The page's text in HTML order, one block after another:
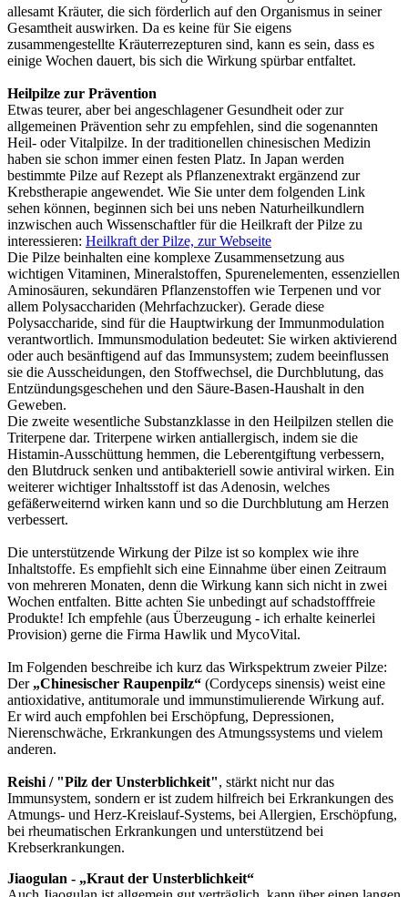
allesamt Kräuter, die sich förderlich auf den Organismus in seiner
Gesamtheit auswirken. Da es keine für Sie eigens
zusammengestellte Kräuterrezepturen sind, kann es sein, dass es
einige Wochen dauert, bis sich die Wirkung spürbar entfaltet.
Heilpilze zur Prävention
Etwas teurer, aber bei angeschlagener Gesundheit oder zur
allgemeinen Prävention sehr zu empfehlen, sind die sogenannten
Heil- oder Vitalpilze. In der traditionellen chinesischen Medizin
haben sie schon immer einen festen Platz. In Japan werden
bestimmte Pilze auf Rezept als Pflanzenextrakt ergänzend zur
Krebstherapie angewendet. Wie Sie unter dem folgenden Link
sehen können, beginnen sich bei uns neben Naturheilkundlern
inzwischen auch Wissenschaftler für die Heilkraft der Pilze zu
interessieren: Heilkraft der Pilze, zur Webseite
Die Pilze beinhalten eine komplexe Zusammensetzung aus
wichtigen Vitaminen, Mineralstoffen, Spurenelementen, essenziellen
Aminosäuren, sekundären Pflanzenstoffen wie Terpenen und vor
allem Polysacchariden (Mehrfachzucker). Gerade diese
Polysaccharide, sind für die Hauptwirkung der Immunmodulation
verantwortlich. Immunsmodulation bedeutet: Sie wirken aktivierend
oder auch besänftigend auf das Immunsystem; zudem beeinflussen
sie die Ausscheidungen, den Stoffwechsel, die Durchblutung, das
Entzündungsgeschehen und den Säure-Basen-Haushalt in den
Geweben.
Die zweite wesentliche Substanzklasse in den Heilpilzen stellen die
Triterpene dar. Triterpene wirken antiallergisch, indem sie die
Histamin-Ausschüttung hemmen, die Leberentgiftung verbessern,
den Blutdruck senken und antibakteriell sowie antiviral wirken. Ein
weiterer wichtiger Inhaltsstoff ist das Adenosin, welches
gefäßerweiternd wirken kann und so die Durchblutung am Herzen
verbessert.
Die unterstützende Wirkung der Pilze ist so komplex wie ihre
Inhaltstoffe. Es empfiehlt sich eine Einnahme über einen Zeitraum
von mehreren Monaten, denn die Wirkung kann sich nicht in zwei
Wochen entfalten. Bitte achten Sie unbedingt auf schadstofffreie
Produkte! Ich empfehle (aus Überzeugung - ich erhalte keinerlei
Provision) gerne die Firma Hawlik und MycoVital.
Im Folgenden beschreibe ich kurz das Wirkspektrum zweier Pilze:
Der „Chinesischer Raupenpilz“ (Cordyceps sinensis) weist eine
antioxidative, antitumorale und immunstimulierende Wirkung auf.
Er wird auch empfohlen bei Erschöpfung, Depressionen,
Nierenschwäche, Erkrankungen des Atmungssystems und vielem
anderen.
Reishi / "Pilz der Unsterblichkeit", stärkt nicht nur das
Immunsystem, sondern er ist zudem hilfreich bei Erkrankungen des
Atmungs- und Herz-Kreislauf-Systems, bei Allergien, Erschöpfung,
bei rheumatischen Erkrankungen und unterstützend bei
Krebserkrankungen.
Jiaogulan - „Kraut der Unsterblichkeit“